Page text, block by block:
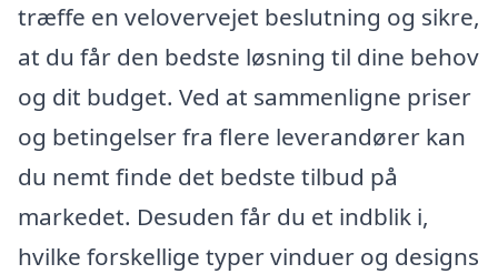
træffe en velovervejet beslutning og sikre,
at du får den bedste løsning til dine behov
og dit budget. Ved at sammenligne priser
og betingelser fra flere leverandører kan
du nemt finde det bedste tilbud på
markedet. Desuden får du et indblik i,
hvilke forskellige typer vinduer og designs